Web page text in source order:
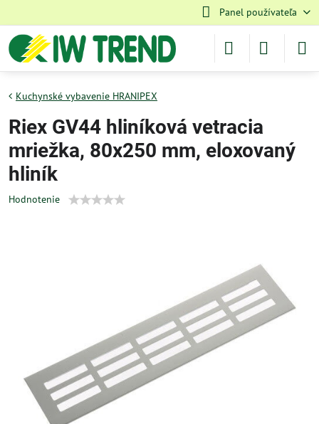
Panel používateľa
Kuchynské vybavenie HRANIPEX
Riex GV44 hliníková vetracia
mriežka, 80x250 mm, eloxovaný
hliník
Hodnotenie